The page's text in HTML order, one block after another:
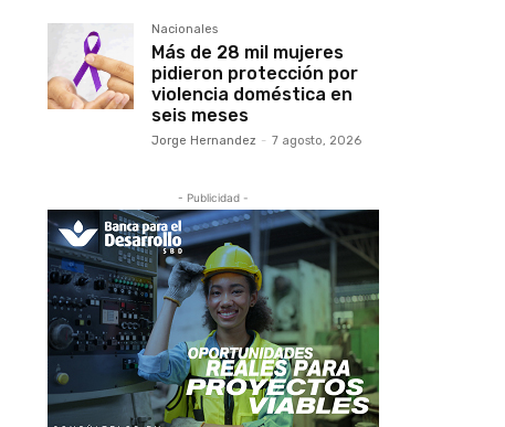
Nacionales
Más de 28 mil mujeres
pidieron protección por
violencia doméstica en
seis meses
Jorge Hernandez - 7 agosto, 2026
- Publicidad -